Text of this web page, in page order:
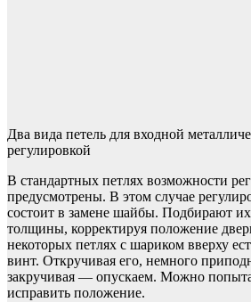
Два вида петель для входной
регулировкой
В стандартных петлях возможности
предусмотрены. В этом случае
состоит в замене шайбы. Подбирают
толщины, корректируя положение
некоторых петлях с шариком вверху
винт. Откручивая его, немного
закручивая — опускаем. Можно
исправить положение.